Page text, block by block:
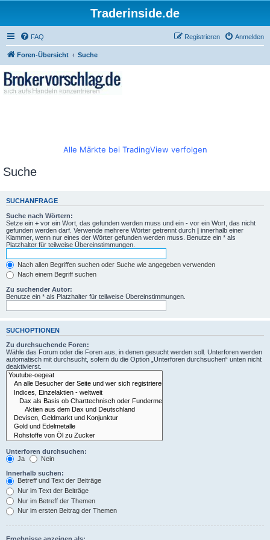
Traderinside.de
FAQ Anmelden
Registrieren
Foren-Übersicht Suche
Alle Märkte bei TradingView verfolgen
Suche
SUCHANFRAGE
Suche nach Wörtern:
Setze ein + vor ein Wort, das gefunden werden muss und ein - vor ein Wort, das nicht
gefunden werden darf. Verwende mehrere Wörter getrennt durch | innerhalb einer
Klammer, wenn nur eines der Wörter gefunden werden muss. Benutze ein * als
Platzhalter für teilweise Übereinstimmungen.
Nach allen Begriffen suchen oder Suche wie angegeben verwenden
Nach einem Begriff suchen
Zu suchender Autor:
Benutze ein * als Platzhalter für teilweise Übereinstimmungen.
SUCHOPTIONEN
Zu durchsuchende Foren:
Wähle das Forum oder die Foren aus, in denen gesucht werden soll. Unterforen werden
automatisch mit durchsucht, sofern du die Option „Unterforen durchsuchen“ unten nicht
deaktivierst.
Unterforen durchsuchen:
Ja
Nein
Innerhalb suchen:
Betreff und Text der Beiträge
Nur im Text der Beiträge
Nur im Betreff der Themen
Nur im ersten Beitrag der Themen